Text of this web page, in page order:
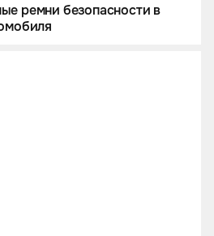
ремни безопасности в